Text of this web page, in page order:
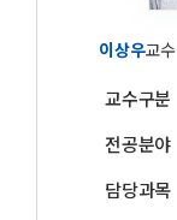
이상우교수
교수구분
전공분야
담당과목